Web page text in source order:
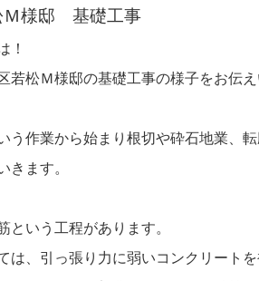
Ｍ様邸 基礎工事
！
若松Ｍ様邸の基礎工事の様子をお伝え
う作業から始まり根切や砕石地業、
ます。
いう工程があります。
は、引っ張り力に弱いコンクリートを